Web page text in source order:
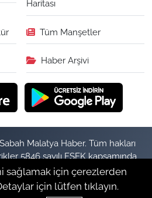
Haritası
Tüm Manşetler
Haber Arşivi
Malatya Haber. Tüm hakları
5846 sayılı FSEK kapsamında
izinsiz kopyalanamaz.
sağlamak için çerezlerden
için lütfen tıklayın.